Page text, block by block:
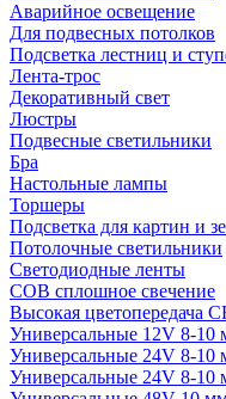
Аварийное освещение
Для подвесных потолков
Подсветка лестниц и
Лента-трос
Декоративный свет
Люстры
Подвесные светильники
Бра
Настольные лампы
Торшеры
Подсветка для картин и
Потолочные светильники
Светодиодные ленты
COB сплошное свечение
Высокая цветопередача
Универсальные 12V 8-10
Универсальные 24V 8-10
Универсальные 24V 8-